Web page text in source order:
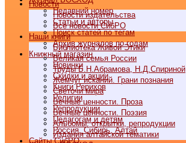
Недавний номер
Статьи и авторы
Поиск статей по тегам
Архив журналов по годам
Книжный магазин
Новинки
Скидки и акции
Книги Рерихов
Религии
Репродукции
Педагогам и детям
Россия, Сибирь, Алтай
Cайты СибРО
Новости
Новости издательства
Все новости СибРО
Наши книги
Библиотека Живой Этики
Великая семья России
Труды Б.Н.Абрамова, Н.Д.Спириной
Жемчуг исканий. Грани познания
Светочи мира
Вечные ценности. Проза
Вечные ценности. Поэзия
Альбомы, открытки, репродукции
Издания алтайской тематики